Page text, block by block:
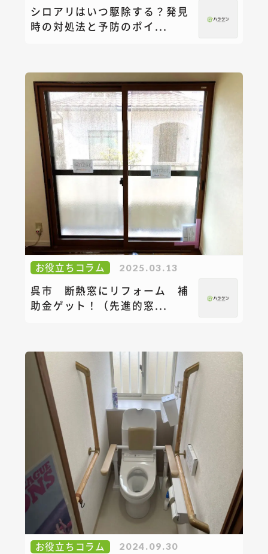
シロアリはいつ駆除する？発見
時の対処法と予防のポイ...
お役立ちコラム 2025.03.13
呉市 断熱窓にリフォーム 補
助金ゲット！（先進的窓...
お役立ちコラム 2024.09.30